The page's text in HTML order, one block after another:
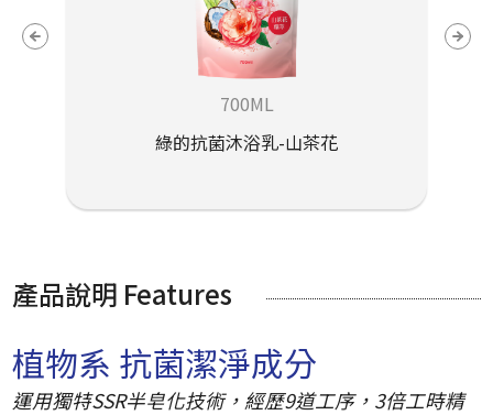
700ML
綠的抗菌沐浴乳-山茶花
產品說明 Features
植物系 抗菌潔淨成分
運用獨特SSR半皂化技術，經歷9道工序，3倍工時精